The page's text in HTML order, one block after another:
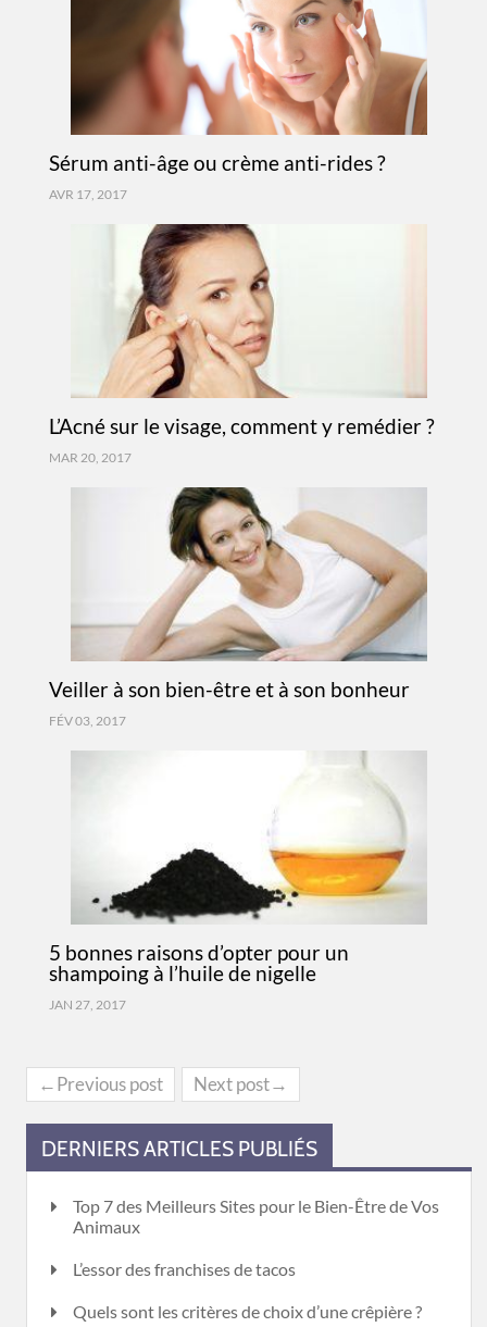
Sérum anti-âge ou crème anti-rides ?
AVR 17, 2017
L’Acné sur le visage, comment y remédier ?
MAR 20, 2017
Veiller à son bien-être et à son bonheur
FÉV 03, 2017
5 bonnes raisons d’opter pour un
shampoing à l’huile de nigelle
JAN 27, 2017
←Previous post Next post→
DERNIERS ARTICLES PUBLIÉS
Top 7 des Meilleurs Sites pour le Bien-Être de Vos
Animaux
L’essor des franchises de tacos
Quels sont les critères de choix d’une crêpière ?